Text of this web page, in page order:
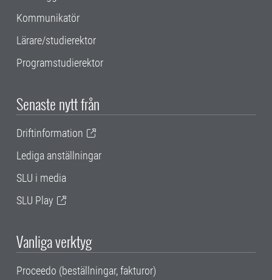
Kommunikatör
Lärare/studierektor
Programstudierektor
Senaste nytt från
Driftinformation
Lediga anställningar
SLU i media
SLU Play
Vanliga verktyg
Proceedo (beställningar, fakturor)